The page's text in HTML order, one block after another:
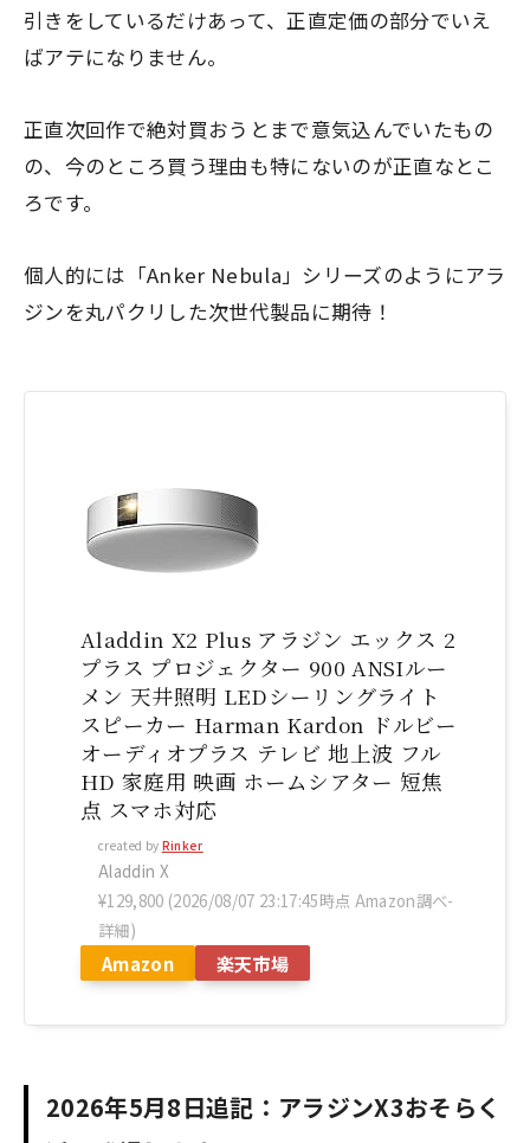
引きをしているだけあって、正直定価の部分でいえ
ばアテになりません。
正直次回作で絶対買おうとまで意気込んでいたもの
の、今のところ買う理由も特にないのが正直なとこ
ろです。
個人的には「Anker Nebula」シリーズのようにアラ
ジンを丸パクリした次世代製品に期待！
Aladdin X2 Plus アラジン エックス 2
プラス プロジェクター 900 ANSIルー
メン 天井照明 LEDシーリングライト
スピーカー Harman Kardon ドルビー
オーディオプラス テレビ 地上波 フル
HD 家庭用 映画 ホームシアター 短焦
点 スマホ対応
created by Rinker
Aladdin X
¥129,800 (2026/08/07 23:17:45時点 Amazon調べ-
詳細)
Amazon 楽天市場
2026年5月8日追記：アラジンX3おそらく